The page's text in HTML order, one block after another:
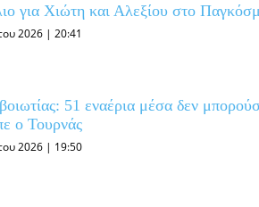
για Χιώτη και Αλεξίου στο
2026 | 20:41
51 εναέρια μέσα δεν
ο Τουρνάς
2026 | 19:50